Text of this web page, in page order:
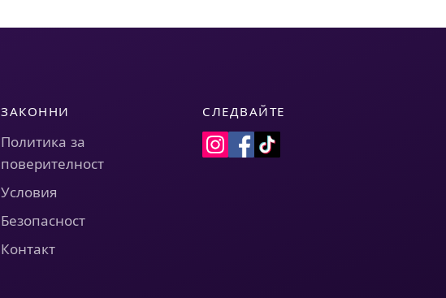
ЗАКОННИ
Политика за
поверителност
Условия
Безопасност
Контакт
СЛЕДВАЙТЕ